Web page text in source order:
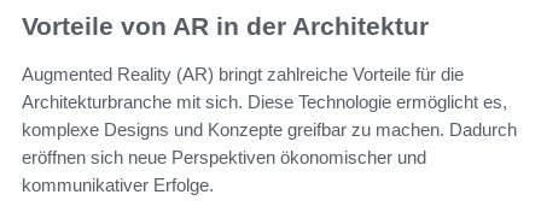
Vorteile von AR in der Architektur
Augmented Reality (AR) bringt zahlreiche Vorteile für die
Architekturbranche mit sich. Diese Technologie ermöglicht es,
komplexe Designs und Konzepte greifbar zu machen. Dadurch
eröffnen sich neue Perspektiven ökonomischer und
kommunikativer Erfolge.